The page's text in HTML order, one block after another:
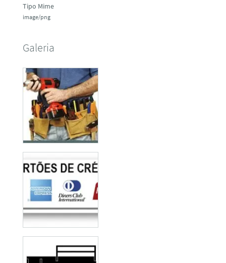
Tipo Mime
image/png
Galeria